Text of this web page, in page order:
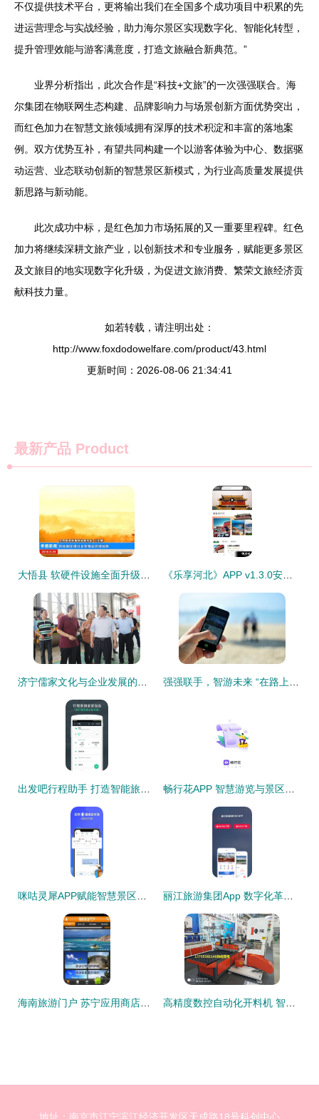
不仅提供技术平台，更将输出我们在全国多个成功项目中积累的先
进运营理念与实战经验，助力海尔景区实现数字化、智能化转型，
提升管理效能与游客满意度，打造文旅融合新典范。”
业界分析指出，此次合作是“科技+文旅”的一次强强联合。海
尔集团在物联网生态构建、品牌影响力与场景创新方面优势突出，
而红色加力在智慧文旅领域拥有深厚的技术积淀和丰富的落地案
例。双方优势互补，有望共同构建一个以游客体验为中心、数据驱
动运营、业态联动创新的智慧景区新模式，为行业高质量发展提供
新思路与新动能。
此次成功中标，是红色加力市场拓展的又一重要里程碑。红色
加力将继续深耕文旅产业，以创新技术和专业服务，赋能更多景区
及文旅目的地实现数字化升级，为促进文旅消费、繁荣文旅经济贡
献科技力量。
如若转载，请注明出处：
http://www.foxdodowelfare.com/product/43.html
更新时间：2026-08-06 21:34:41
最新产品 Product
大悟县 软硬件设施全面升级，以崭新姿态迎接国庆旅游黄金周 《乐享河北》APP v1.3.0安卓版下载与使用指南
济宁儒家文化与企业发展的智慧交融 考察旅游软件研发新篇章 强强联手，智游未来 “在路上”携手阿里共创景区管理新篇章
出发吧行程助手 打造智能旅游新体验，赋能个性化出行 畅行花APP 智慧游览与景区管理的创新融合
咪咕灵犀APP赋能智慧景区游览管理 技术、体验与服务一体化革新 丽江旅游集团App 数字化革新，开启智慧旅游新体验
海南旅游门户 苏宁应用商店中的景区管理利器 高精度数控自动化开料机 智能制造新标杆与工业旅游新机遇